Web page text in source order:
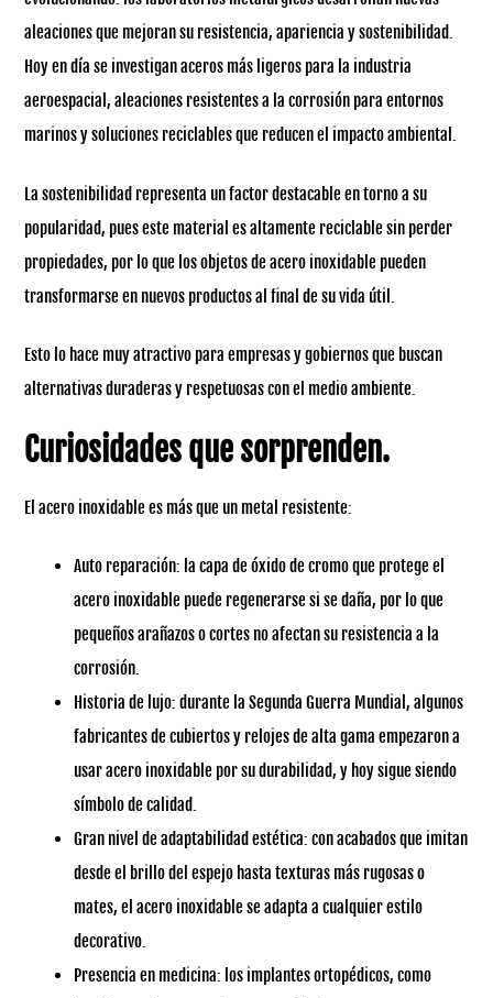
aleaciones que mejoran su resistencia, apariencia y sostenibilidad.
Hoy en día se investigan aceros más ligeros para la industria
aeroespacial, aleaciones resistentes a la corrosión para entornos
marinos y soluciones reciclables que reducen el impacto ambiental.
La sostenibilidad representa un factor destacable en torno a su
popularidad, pues este material es altamente reciclable sin perder
propiedades, por lo que los objetos de acero inoxidable pueden
transformarse en nuevos productos al final de su vida útil.
Esto lo hace muy atractivo para empresas y gobiernos que buscan
alternativas duraderas y respetuosas con el medio ambiente.
Curiosidades que sorprenden.
El acero inoxidable es más que un metal resistente:
Auto reparación: la capa de óxido de cromo que protege el
acero inoxidable puede regenerarse si se daña, por lo que
pequeños arañazos o cortes no afectan su resistencia a la
corrosión.
Historia de lujo: durante la Segunda Guerra Mundial, algunos
fabricantes de cubiertos y relojes de alta gama empezaron a
usar acero inoxidable por su durabilidad, y hoy sigue siendo
símbolo de calidad.
Gran nivel de adaptabilidad estética: con acabados que imitan
desde el brillo del espejo hasta texturas más rugosas o
mates, el acero inoxidable se adapta a cualquier estilo
decorativo.
Presencia en medicina: los implantes ortopédicos, como